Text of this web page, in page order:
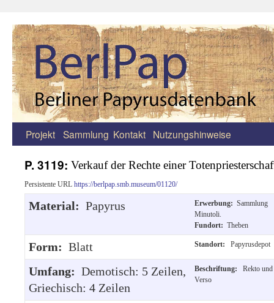
Zum
springen
Projekt Sammlung Kontakt Nutzungshinweise
P. 3119: Verkauf der Rechte einer
Persistente URL https://berlpap.smb.museum/01120/
Material: Papyrus Erwerbung: Sammlung
Minutoli.
Fundort: Theben
Form: Blatt Standort: Papyrusdepot
Umfang: Demotisch: 5 Zeilen,
Griechisch: 4 Zeilen
Beschriftung:
Rekto und
Verso